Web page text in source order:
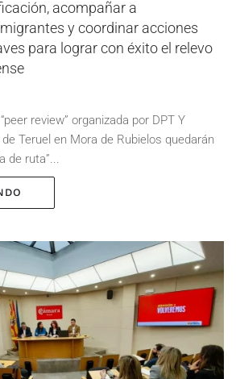
acompañar a
y coordinar acciones
para lograr con éxito el relevo
review” organizada por DPT Y
Teruel en Mora de Rubielos quedarán
de ruta”...